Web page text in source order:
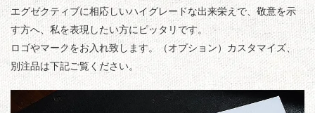
エグゼクティブに相応しいハイグレードな出来栄えで、敬意を示
す方へ、私を表現したい方にピッタリです。
ロゴやマークをお入れ致します。（オプション）カスタマイズ、
別注品は下記ご覧ください。